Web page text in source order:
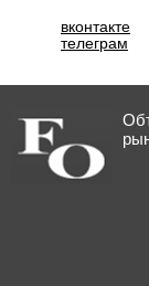
вконтакте
телеграм